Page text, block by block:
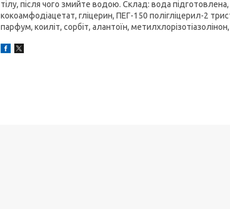
тілу, після чого змийте водою. Склад: вода
кокоамфодіацетат, гліцерин, ПЕГ-150 полігліцерил-2
парфум, коиліт, сорбіт, алантоїн,